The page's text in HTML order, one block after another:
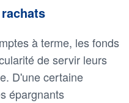
à terme, les fonds
de servir leurs
D'une certaine
épargnants